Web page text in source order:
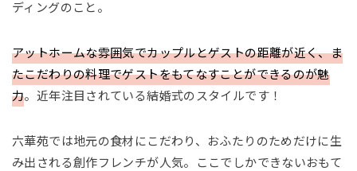
ディングのこと。
アットホームな雰囲気でカップルとゲストの距離が近く、ま
たこだわりの料理でゲストをもてなすことができるのが魅
力。近年注目されている結婚式のスタイルです！
六華苑では地元の食材にこだわり、おふたりのためだけに生
み出される創作フレンチが人気。ここでしかできないおもて